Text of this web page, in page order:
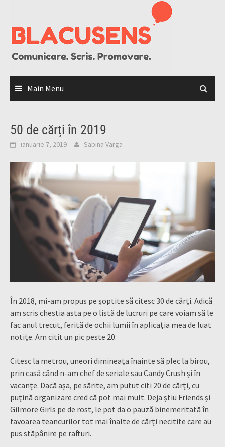
content
Main Menu
50 de cărți în 2019
ianuarie 7, 2019 Sabina Varga
În 2018, mi-am propus pe șoptite să citesc 30 de cărți. Adică
am scris chestia asta pe o listă de lucruri pe care voiam să le
fac anul trecut, ferită de ochii lumii în aplicația mea de luat
notițe. Am citit un pic peste 20.
Citesc la metrou, uneori dimineața înainte să plec la birou,
prin casă când n-am chef de seriale sau Candy Crush și în
vacanțe. Dacă așa, pe sărite, am putut citi 20 de cărți, cu
puțină organizare cred că pot mai mult. Deja știu Friends și
Gilmore Girls pe de rost, le pot da o pauză binemeritată în
favoarea teancurilor tot mai înalte de cărți necitite care au
pus stăpânire pe rafturi.